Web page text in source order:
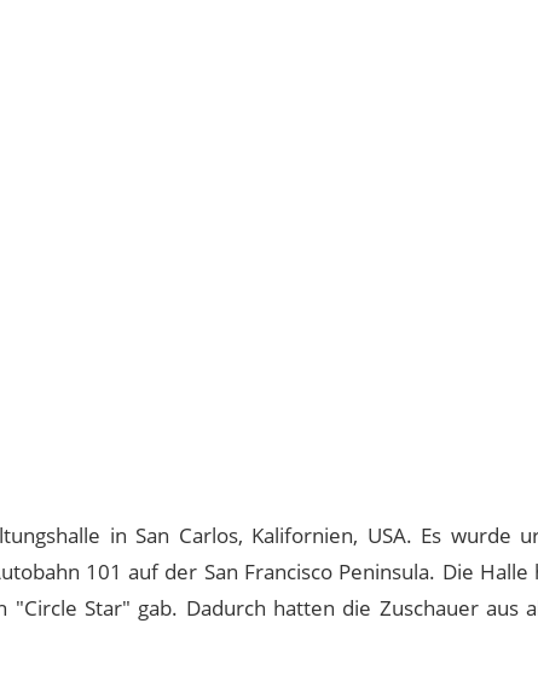
in San Carlos, Kalifornien, USA. Es wurde
101 auf der San Francisco Peninsula. Die
Star" gab. Dadurch hatten die Zuschauer aus